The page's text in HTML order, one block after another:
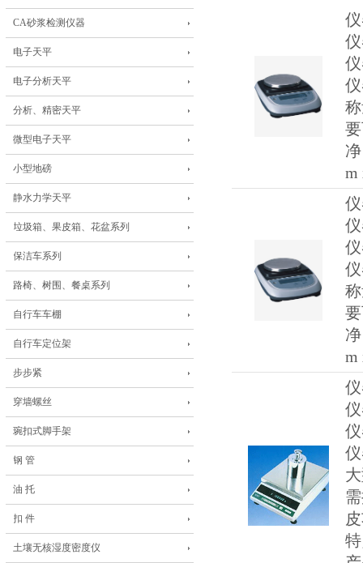
CA砂浆检测仪器
电子天平
电子分析天平
分析、精密天平
微型电子天平
小型地磅
静水力学天平
垃圾箱、果皮箱、花盆系列
保洁车系列
路椅、树围、餐桌系列
自行车车棚
自行车定位架
步步紧
穿墙螺丝
琬扣式脚手架
钢 管
油 托
扣 件
土壤无核湿度密度仪
m
m